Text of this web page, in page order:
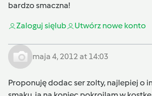
bardzo smaczna!
Zaloguj sięlub Utwórz nowe konto
maja 4, 2012 at 14:03
Proponuję dodac ser zolty, najlepiej o